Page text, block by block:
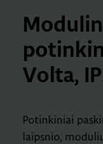
Volta,
Potinkiniai
laipsnio,